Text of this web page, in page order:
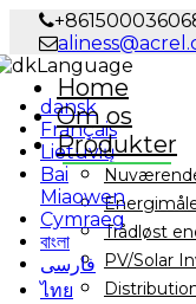
Language
dansk
Français
Lietuvių
Bai
Miaowen
Cymraeg
বাংলা
فارسی
ไทย
Home
Om os
Produkter
Trådløst
PV/Solar